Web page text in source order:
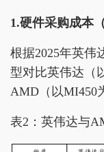
1.硬件采购成本
根据2025年英伟
型对比英伟达（
AMD（以MI450
表2：英伟达与